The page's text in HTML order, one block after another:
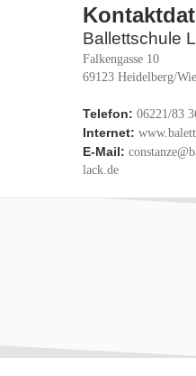
Ballettschule
Falkengasse 10
69123 Heidelberg/
Telefon: 06221/83
Internet:
E-Mail:
lack.de